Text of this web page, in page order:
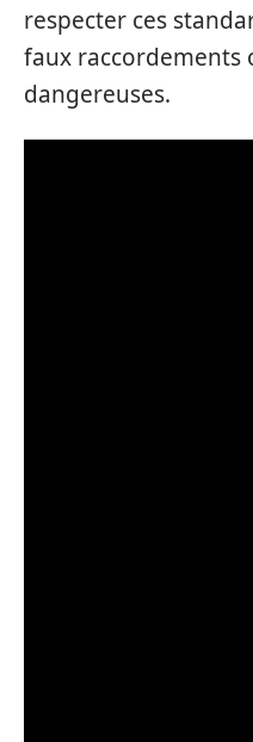
respecter ces
faux raccordements
dangereuses.